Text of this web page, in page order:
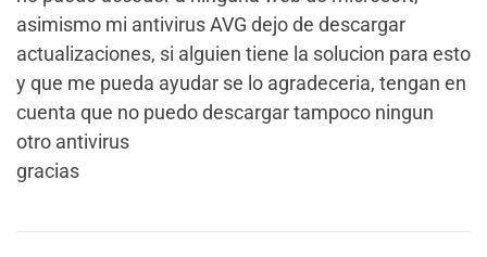
asimismo mi antivirus AVG dejo de descargar
actualizaciones, si alguien tiene la solucion para esto
y que me pueda ayudar se lo agradeceria, tengan en
cuenta que no puedo descargar tampoco ningun
otro antivirus
gracias